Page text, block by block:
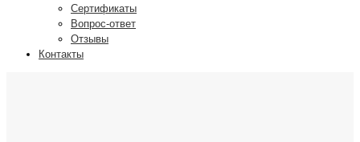
Сертификаты
Вопрос-ответ
Отзывы
Контакты